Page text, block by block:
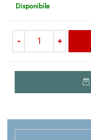
Disponibile